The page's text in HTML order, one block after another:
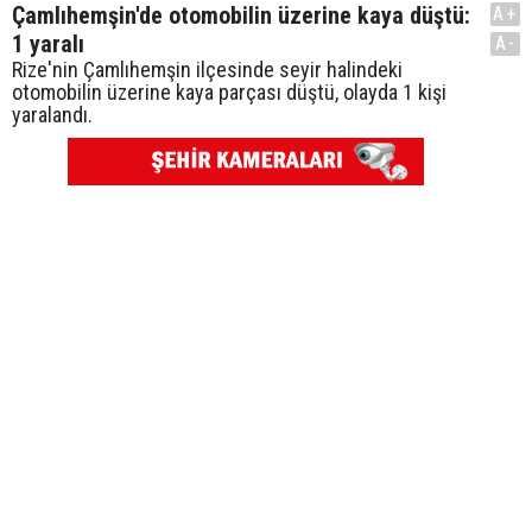
Çamlıhemşin'de otomobilin üzerine kaya düştü:
1 yaralı
Rize'nin Çamlıhemşin ilçesinde seyir halindeki
otomobilin üzerine kaya parçası düştü, olayda 1 kişi
yaralandı.
A+
A-